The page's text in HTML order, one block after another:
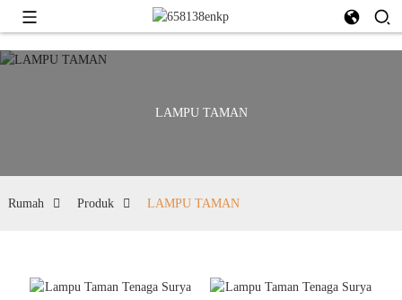
LAMPU TAMAN
Rumah Produk LAMPU TAMAN